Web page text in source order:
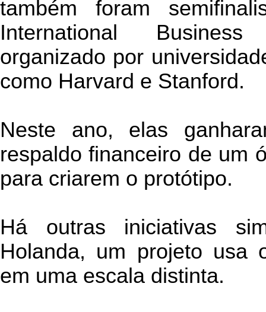
também foram
International
organizado por
como Harvard e Stanford.
Neste ano, elas
respaldo financeiro de um
para criarem o protótipo.
Há outras iniciativas
Holanda, um projeto usa
em uma escala distinta.